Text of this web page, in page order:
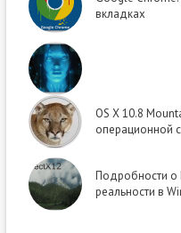
вкладках
OS X 10.8
операционной
Подробности о
реальности в